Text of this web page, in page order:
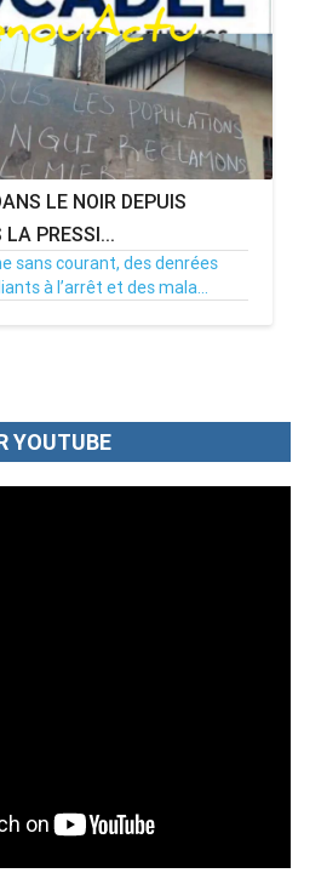
LE NOIR DEPUIS
PRESSI...
sans courant, des denrées
à l’arrêt et des mala...
Par MenouActu 0
YOUTUBE